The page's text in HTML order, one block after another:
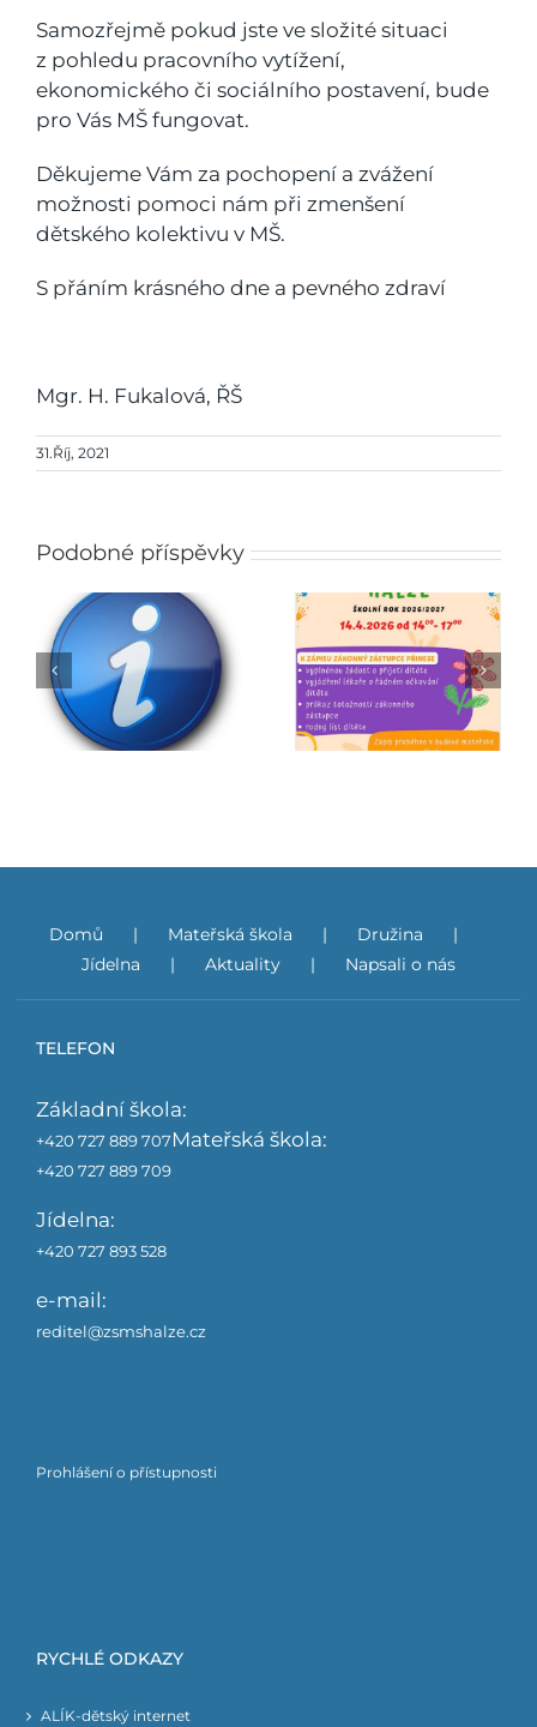
Samozřejmě pokud jste ve složité situaci
z pohledu pracovního vytížení,
ekonomického či sociálního postavení, bude
pro Vás MŠ fungovat.
Děkujeme Vám za pochopení a zvážení
možnosti pomoci nám při zmenšení
dětského kolektivu v MŠ.
S přáním krásného dne a pevného zdraví
Mgr. H. Fukalová, ŘŠ
31.Říj, 2021
Podobné příspěvky
Zápis do mateřské
školy
Jarmark
Domů Mateřská škola
Družina
Jídelna
Aktuality Napsali o nás
TELEFON
Základní škola:
+420 727 889 707Mateřská škola:
+420 727 889 709
Jídelna:
+420 727 893 528
e-mail:
reditel@zsmshalze.cz
Prohlášení o přístupnosti
RYCHLÉ ODKAZY
ALÍK-dětský internet